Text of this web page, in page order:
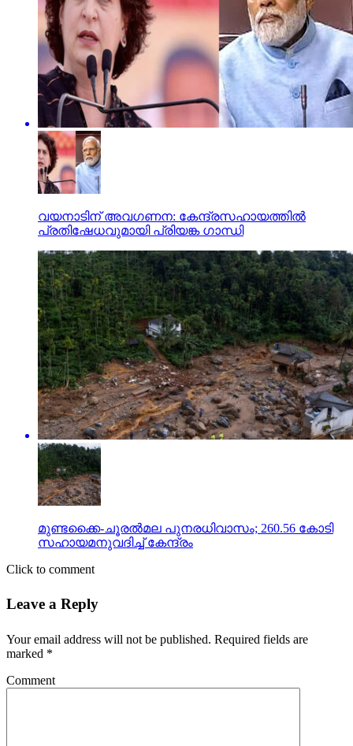
വയനാടിന് അവഗണന: കേന്ദ്രസഹായത്തില്‍
പ്രതിഷേധവുമായി പ്രിയങ്ക ഗാന്ധി
മുണ്ടക്കൈ-ചൂരല്‍മല പുനരധിവാസം; 260.56 കോടി
സഹായമനുവദിച്ച് കേന്ദ്രം
Click to comment
Leave a Reply
Your email address will not be published. Required fields are
marked *
Comment